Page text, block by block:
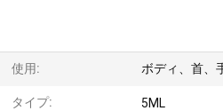
使用: ボディ、首、
タイプ: 5ML